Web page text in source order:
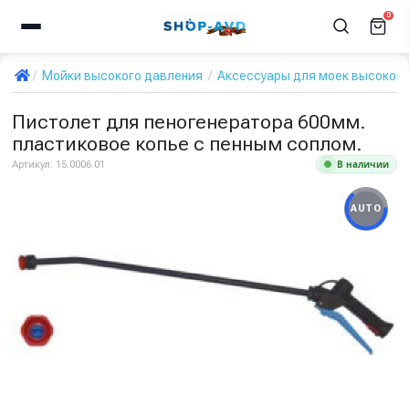
0
Мойки высокого давления Аксессуары для моек
Пистолет для пеногенератора 600мм.
пластиковое копье с пенным соплом.
Артикул: 15.0006.01 В наличии
AUTO